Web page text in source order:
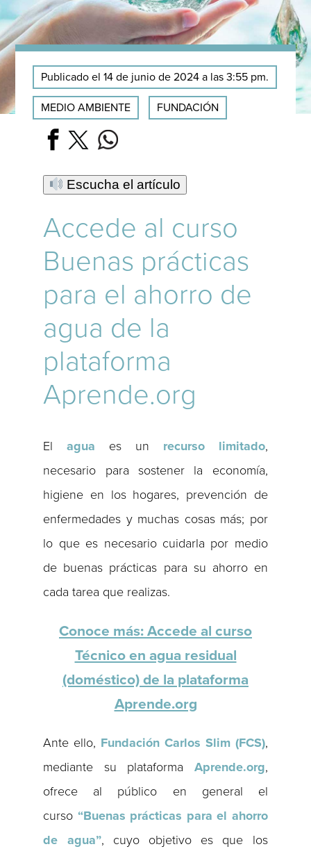
Publicado el 14 de junio de 2024 a las 3:55 pm.
MEDIO AMBIENTE FUNDACIÓN
Escucha el artículo
Accede al curso
Buenas prácticas
para el ahorro de
agua de la
plataforma
Aprende.org
Elagua es un recurso limitado,
necesario para sostener la economía,
higiene en los hogares, prevención de
enfermedades y muchas cosas más; por
lo que es necesario cuidarla por medio
de buenas prácticas para su ahorro en
cada tarea que realizas.
Conoce más: Accede al curso
Técnico en agua residual
(doméstico) de la plataforma
Aprende.org
Ante ello, Fundación Carlos Slim (FCS),
mediante su plataforma Aprende.org,
ofrece al público en general el
curso “Buenas prácticas para el ahorro
de agua”, cuyo objetivo es que los